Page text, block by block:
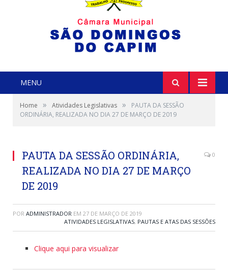
MENU
Home » Atividades Legislativas »
PAUTA DA SESSÃO
ORDINÁRIA, REALIZADA NO DIA 27 DE MARÇO DE 2019
PAUTA DA SESSÃO ORDINÁRIA,
REALIZADA NO DIA 27 DE MARÇO
DE 2019
0
POR ADMINISTRADOR EM 27 DE MARÇO DE 2019
ATIVIDADES LEGISLATIVAS, PAUTAS E ATAS DAS SESSÕES
Clique aqui para visualizar